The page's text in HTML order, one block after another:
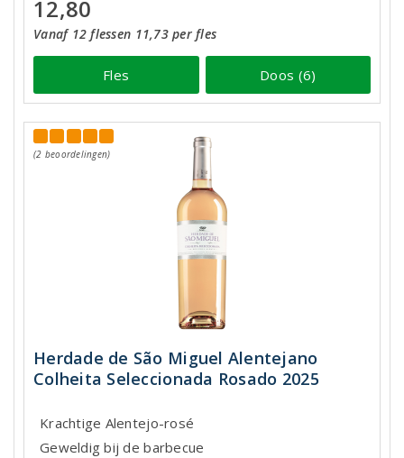
12,80
Vanaf 12 flessen 11,73 per fles
Fles Doos (6)
(2 beoordelingen)
Herdade de São Miguel Alentejano
Colheita Seleccionada Rosado 2025
Krachtige Alentejo-rosé
Geweldig bij de barbecue